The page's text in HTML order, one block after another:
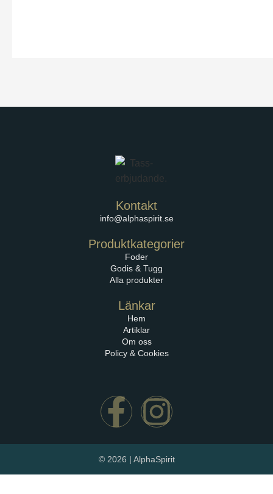
Kontakt
info@alphaspirit.se
Produktkategorier
Foder
Godis & Tugg
Alla produkter
Länkar
Hem
Artiklar
Om oss
Policy & Cookies
© 2026 | AlphaSpirit